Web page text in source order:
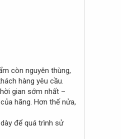
còn nguyên thùng,
hàng yêu cầu.
gian sớm nhất –
hãng. Hơn thế nửa,
để quá trình sử